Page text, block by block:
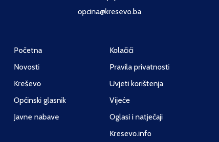
opcina@kresevo.ba
Početna
Novosti
Kreševo
Općinski glasnik
Javne nabave
Kolačići
Pravila privatnosti
Uvjeti korištenja
Vijeće
Oglasi i natječaji
Kresevo.info